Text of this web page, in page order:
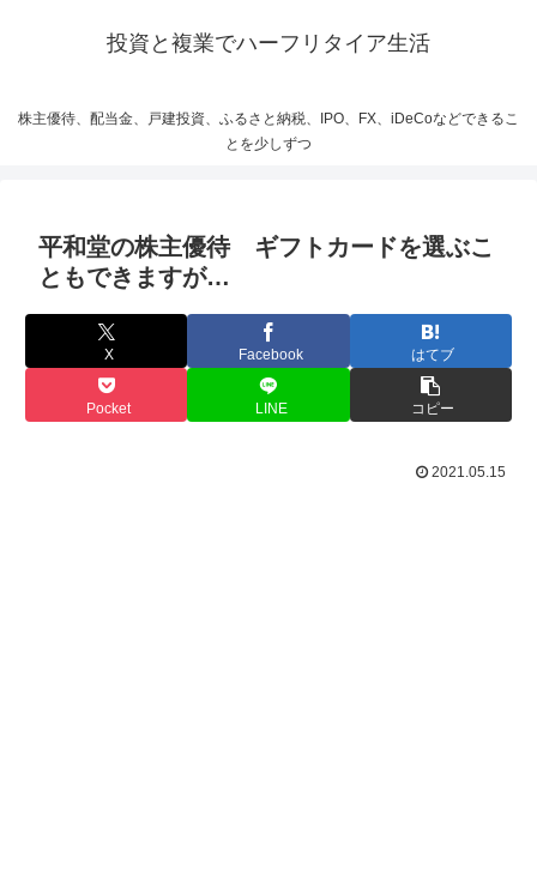
投資と複業でハーフリタイア生活
株主優待、配当金、戸建投資、ふるさと納税、IPO、FX、iDeCoなどできるこ
とを少しずつ
平和堂の株主優待 ギフトカードを選ぶこ
ともできますが…
X Facebook はてブ
Pocket LINE コピー
2021.05.15